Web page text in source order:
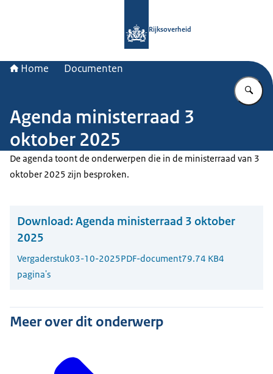
Rijksoverheid
Home Documenten
Agenda ministerraad 3
oktober 2025
De agenda toont de onderwerpen die in de ministerraad van 3
oktober 2025 zijn besproken.
Download: Agenda ministerraad 3 oktober
2025
Vergaderstuk03-10-2025PDF-document79.74 KB4
pagina's
Meer over dit onderwerp